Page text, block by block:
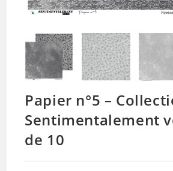
Papier n°5 –
Sentimentalement
de 10